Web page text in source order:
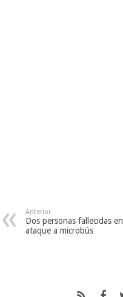
Anterior
Dos personas fallecidas en
ataque a microbús